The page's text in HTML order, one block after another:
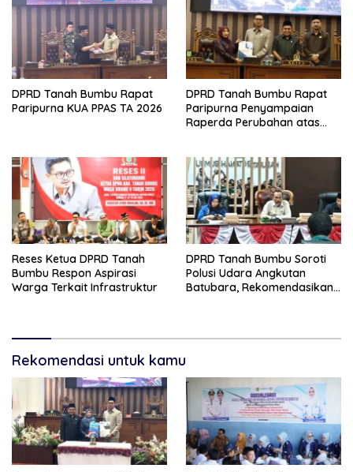
DPRD Tanah Bumbu Rapat
Paripurna KUA PPAS TA 2026
DPRD Tanah Bumbu Rapat
Paripurna Penyampaian
Raperda Perubahan atas
Reses Ketua DPRD Tanah
Bumbu Respon Aspirasi
Warga Terkait Infrastruktur
DPRD Tanah Bumbu Soroti
Polusi Udara Angkutan
Batubara, Rekomendasikan
Rekomendasi untuk kamu